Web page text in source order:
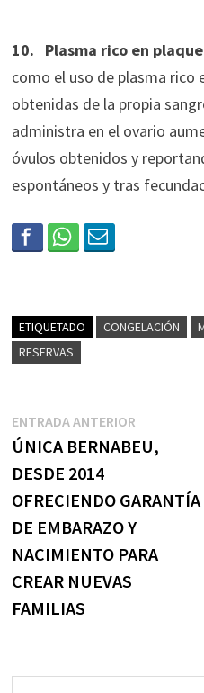
10. Plasma rico en
como el uso de plasma rico
obtenidas de la propia
administra en el ovario
óvulos obtenidos y
espontáneos y tras
ETIQUETADO CONGELACIÓN
RESERVAS
ENTRADA ANTERIOR
ÚNICA BERNABEU,
DESDE 2014
OFRECIENDO GARANTÍA
DE EMBARAZO Y
NACIMIENTO PARA
CREAR NUEVAS
FAMILIAS